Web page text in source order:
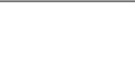
de las cosas, la
crear productos mucho